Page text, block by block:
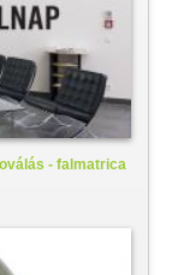
- falmatrica